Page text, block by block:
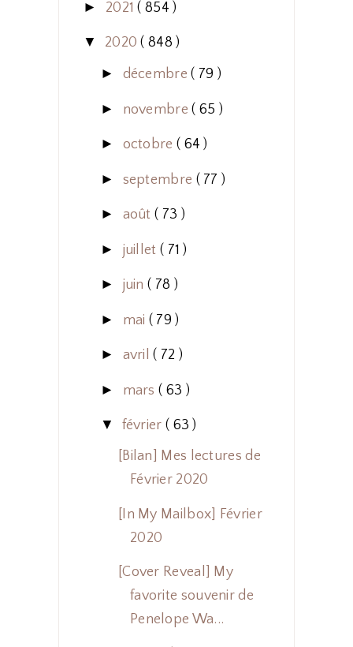
► 2021( 854 )
▼ 2020( 848 )
► décembre( 79 )
► novembre( 65 )
► octobre ( 64 )
► septembre ( 77 )
► août ( 73 )
► juillet ( 71 )
► juin ( 78 )
► mai ( 79 )
► avril( 72 )
► mars ( 63 )
▼ février ( 63 )
[Bilan] Mes lectures de
Février 2020
[In My Mailbox] Février
2020
[Cover Reveal] My
favorite souvenir de
Penelope Wa...